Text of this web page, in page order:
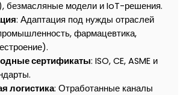
безмасляные модели и IoT-решения.
: Адаптация под нужды отраслей
фармацевтика,
сертификаты: ISO, CE, ASME и
логистика: Отработанные каналы